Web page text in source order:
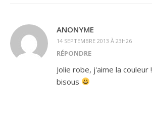
ANONYME
14 SEPTEMBRE 2013 À 23H26
RÉPONDRE
Jolie robe, j'aime la couleur !
bisous